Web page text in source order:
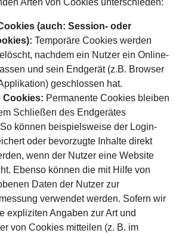
Arten von Cookies unterschieden:
(auch: Session- oder
Temporäre Cookies werden
nachdem ein Nutzer ein Online-
und sein Endgerät (z.B. Browser
geschlossen hat.
Cookies: Permanente Cookies bleiben
Schließen des Endgerätes
können beispielsweise der Login-
oder bevorzugte Inhalte direkt
wenn der Nutzer eine Website
Ebenso können die mit Hilfe von
Daten der Nutzer zur
verwendet werden. Sofern wir
expliziten Angaben zur Art und
von Cookies mitteilen (z. B. im